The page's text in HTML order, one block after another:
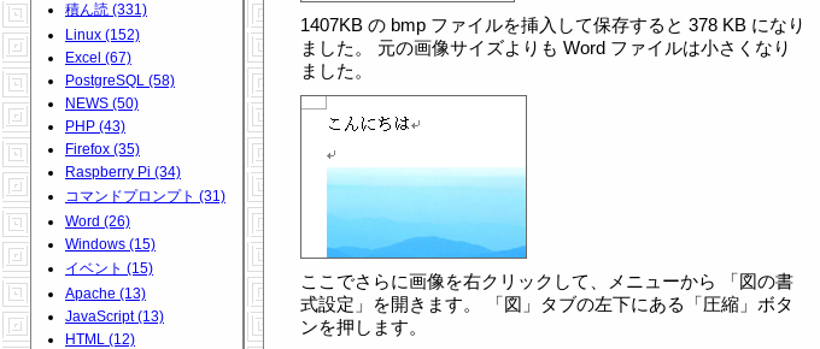
積ん読 (331)
Linux (152)
Excel (67)
PostgreSQL (58)
NEWS (50)
PHP (43)
Firefox (35)
Raspberry Pi (34)
コマンドプロンプト (31)
Word (26)
Windows (15)
イベント (15)
Apache (13)
JavaScript (13)
HTML (12)
1407KB の bmp ファイルを挿入して保存すると 378 KB になり
ました。 元の画像サイズよりも Word ファイルは小さくなり
ました。
ここでさらに画像を右クリックして、メニューから 「図の書
式設定」を開きます。 「図」タブの左下にある「圧縮」ボタ
ンを押します。